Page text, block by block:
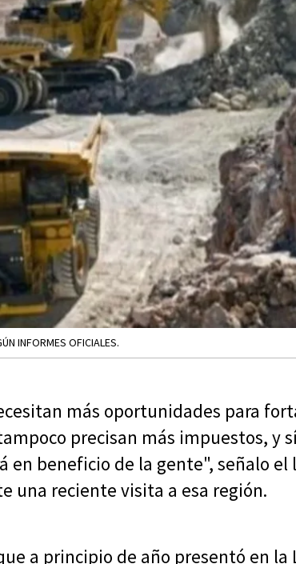
INFORMES OFICIALES.
más oportunidades para
precisan más impuestos, y
en beneficio de la gente", señalo el
una reciente visita a esa región.
a principio de año presentó en la